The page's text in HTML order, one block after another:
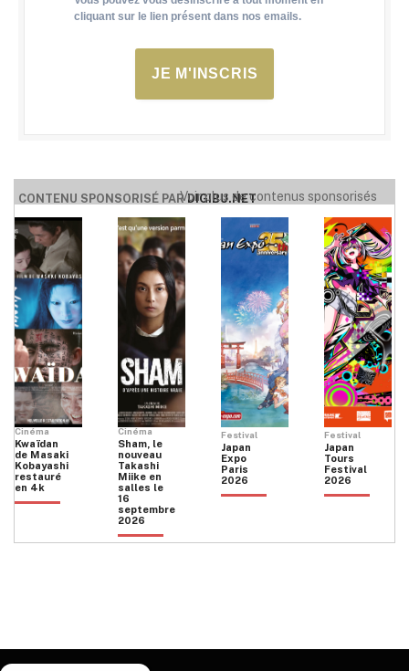
cliquant sur le lien présent dans nos emails.
JE M'INSCRIS
CONTENU SPONSORISÉ PARDIGIBU.NET
Voir plus de contenus sponsorisés
Cinéma
Kwaïdan
de Masaki
Kobayashi
restauré
en 4k
Cinéma
Sham, le
nouveau
Takashi
Miike en
salles le
16
septembre
2026
Festival
Japan
Expo
Paris
2026
Festival
Japan
Tours
Festival
2026